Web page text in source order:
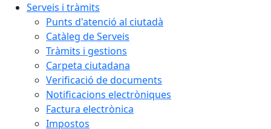
Serveis i tràmits
Punts d'atenció al ciutadà
Catàleg de Serveis
Tràmits i gestions
Carpeta ciutadana
Verificació de documents
Notificacions electròniques
Factura electrònica
Impostos